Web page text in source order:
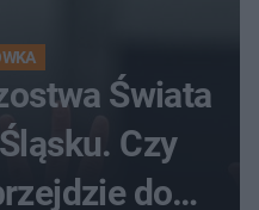
Świata
Czy
do